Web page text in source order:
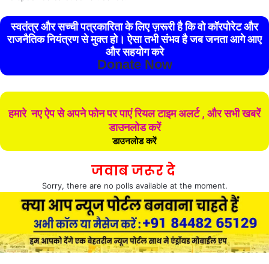
स्वतंत्र और सच्ची पत्रकारिता के लिए ज़रूरी है कि वो कॉरपोरेट और
राजनैतिक नियंत्रण से मुक्त हो। ऐसा तभी संभव है जब जनता आगे आए
और सहयोग करे
Donate Now
हमारे नए ऐप से अपने फोन पर पाएं रियल टाइम अलर्ट , और सभी खबरें
डाउनलोड करें
डाउनलोड करें
जवाब जरूर दे
Sorry, there are no polls available at the moment.